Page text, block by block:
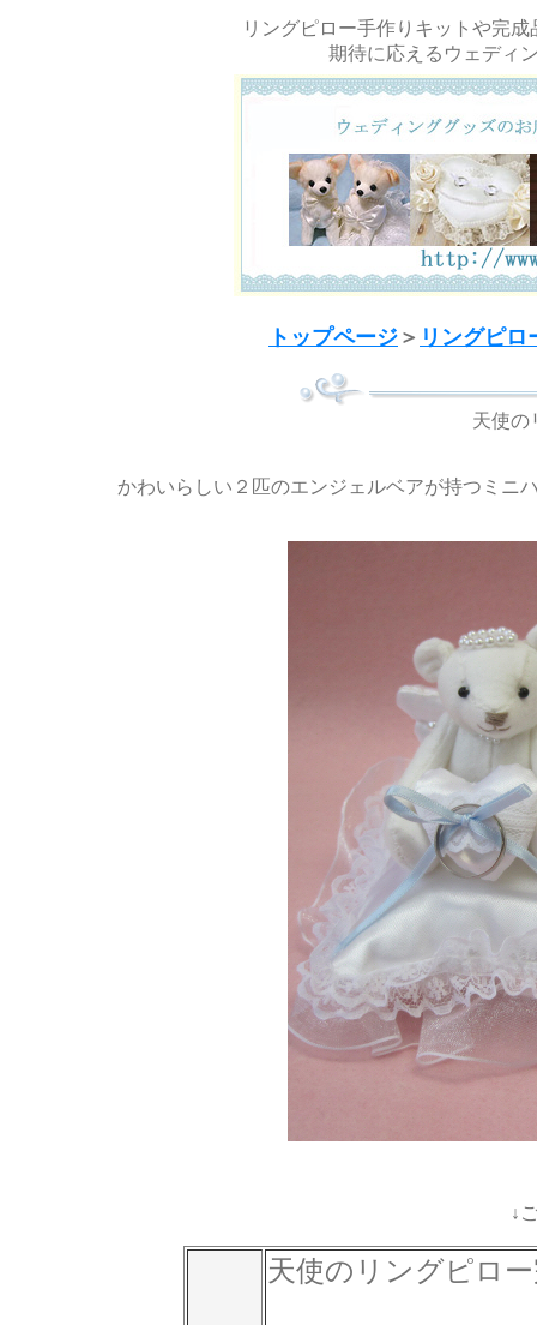
リングピロー手作りキットや完
期待に応えるウェディ
トップページ ＞ リングピロ
天使の
かわいらしい２匹のエンジェルベアが持つミニ
↓
天使のリングピロ